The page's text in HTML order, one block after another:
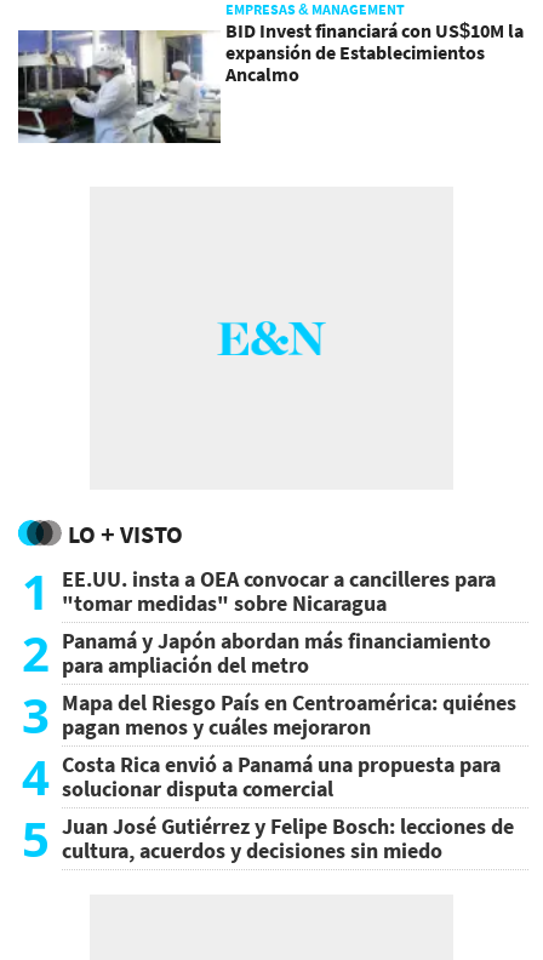
EMPRESAS & MANAGEMENT
BID Invest financiará con US$10M la
expansión de Establecimientos
Ancalmo
LO + VISTO
1
EE.UU. insta a OEA convocar a cancilleres para
"tomar medidas" sobre Nicaragua
2 Panamá y Japón abordan más financiamiento
para ampliación del metro
3 Mapa del Riesgo País en Centroamérica: quiénes
pagan menos y cuáles mejoraron
4 Costa Rica envió a Panamá una propuesta para
solucionar disputa comercial
5 Juan José Gutiérrez y Felipe Bosch: lecciones de
cultura, acuerdos y decisiones sin miedo